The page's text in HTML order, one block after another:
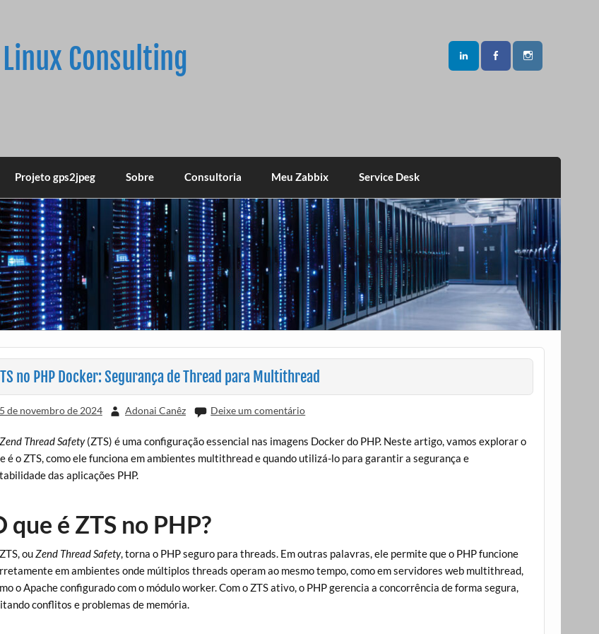
Linux Consulting
Projeto gps2jpeg Sobre Consultoria Meu Zabbix Service Desk
no PHP Docker: Segurança de Thread para Multithread
5 de novembro de 2024 Adonai Canêz Deixe um comentário
Zend Thread Safety(ZTS) é uma configuração essencial nas imagens Docker do PHP. Neste artigo, vamos explorar o
é o ZTS, como ele funciona em ambientes multithread e quando utilizá-lo para garantir a segurança e
das aplicações PHP.
que é ZTS no PHP?
ouZend Thread Safety, torna o PHP seguro para threads. Em outras palavras, ele permite que o PHP funcione
em ambientes onde múltiplos threads operam ao mesmo tempo, como em servidores web multithread,
o Apache configurado com o módulo worker. Com o ZTS ativo, o PHP gerencia a concorrência de forma segura,
conflitos e problemas de memória.